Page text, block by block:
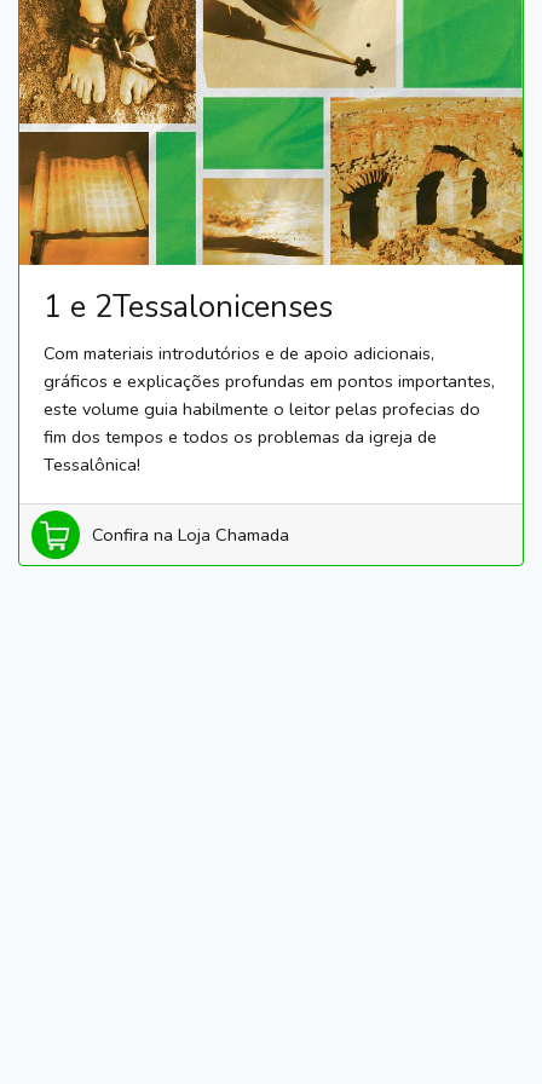
1 e 2Tessalonicenses
Com materiais introdutórios e de apoio adicionais,
gráficos e explicações profundas em pontos importantes,
este volume guia habilmente o leitor pelas profecias do
fim dos tempos e todos os problemas da igreja de
Tessalônica!
Confira na Loja Chamada